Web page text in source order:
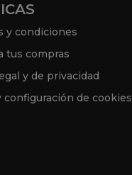
y condiciones
tus compras
y de privacidad
configuración de cookies